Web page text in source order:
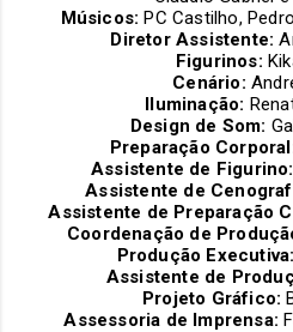
Músicos: PC Castilho,
Diretor Assistente:
Figurinos:
Cenário:
Iluminação:
Design de Som:
Preparação
Assistente de Figurino:
Assistente de
Assistente de Preparação
Coordenação de
Produção Executiva:
Assistente de
Projeto Gráfico:
Assessoria de Imprensa: